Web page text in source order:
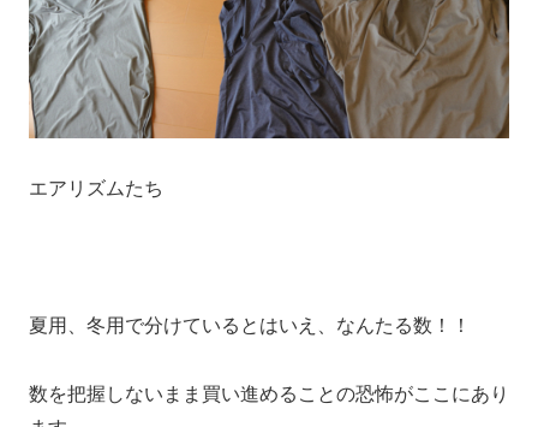
エアリズムたち
夏用、冬用で分けているとはいえ、なんたる数！！
数を把握しないまま買い進めることの恐怖がここにあり